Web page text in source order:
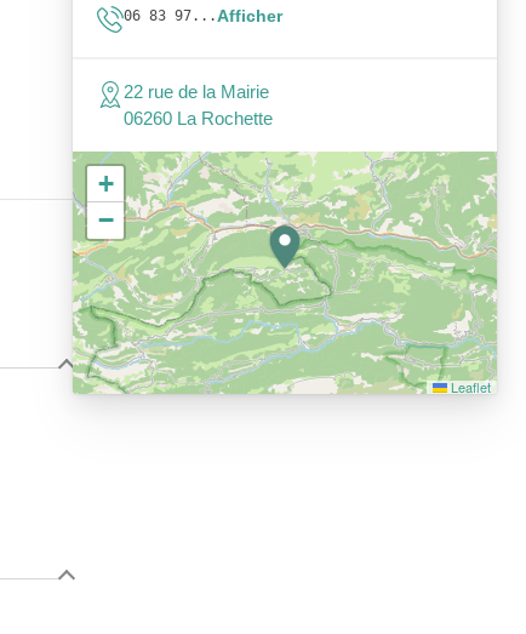
06 83 97...Afficher
22 rue de la Mairie
06260 La Rochette
+
−
Leaflet